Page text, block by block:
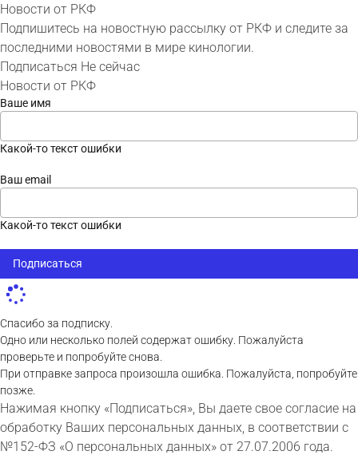
Новости от РКФ
Подпишитесь на новостную рассылку от РКФ и следите за
последними новостями в мире кинологии.
Подписаться Не сейчас
Новости от РКФ
Ваше имя
Какой-то текст ошибки
Ваш email
Какой-то текст ошибки
Подписаться
Спасибо за подписку.
Одно или несколько полей содержат ошибку. Пожалуйста
проверьте и попробуйте снова.
При отправке запроса произошла ошибка. Пожалуйста, попробуйте
позже.
Нажимая кнопку «Подписаться», Вы даете свое согласие на
обработку Ваших персональных данных, в соответствии с
№152-ФЗ «О персональных данных» от 27.07.2006 года.